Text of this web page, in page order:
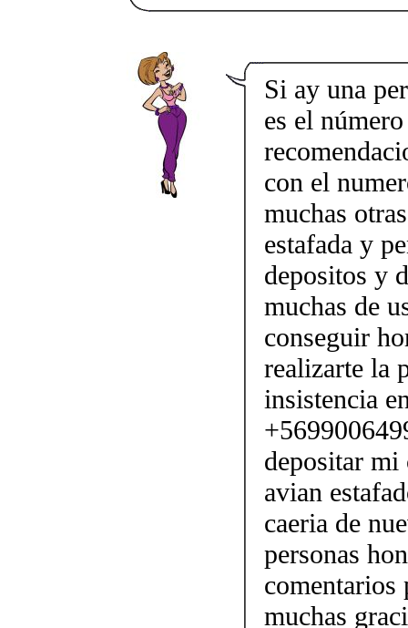
Si ay una
es el
con el
muchas
estafada y
depositos y
muchas de
conseguir
realizarte la
insistencia
depositar mi
avian
caeria de
personas
comentarios
muchas